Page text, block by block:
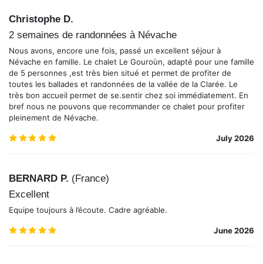
Christophe D.
2 semaines de randonnées à Névache
Nous avons, encore une fois, passé un excellent séjour à
Névache en famille. Le chalet Le Gouroùn, adapté pour une famille
de 5 personnes ,est très bien situé et permet de profiter de
toutes les ballades et randonnées de la vallée de la Clarée. Le
très bon accueil permet de se.sentir chez soi immédiatement. En
bref nous ne pouvons que recommander ce chalet pour profiter
pleinement de Névache.
July 2026
BERNARD P. (France)
Excellent
Equipe toujours à l’écoute. Cadre agréable.
June 2026